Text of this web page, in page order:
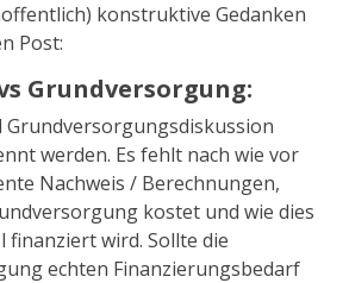
konstruktive Gedanken
Post:
Grundversorgung:
werden. Es fehlt nach wie vor
Nachweis / Berechnungen,
kostet und wie dies
finanziert wird. Sollte die
echten Finanzierungsbedarf